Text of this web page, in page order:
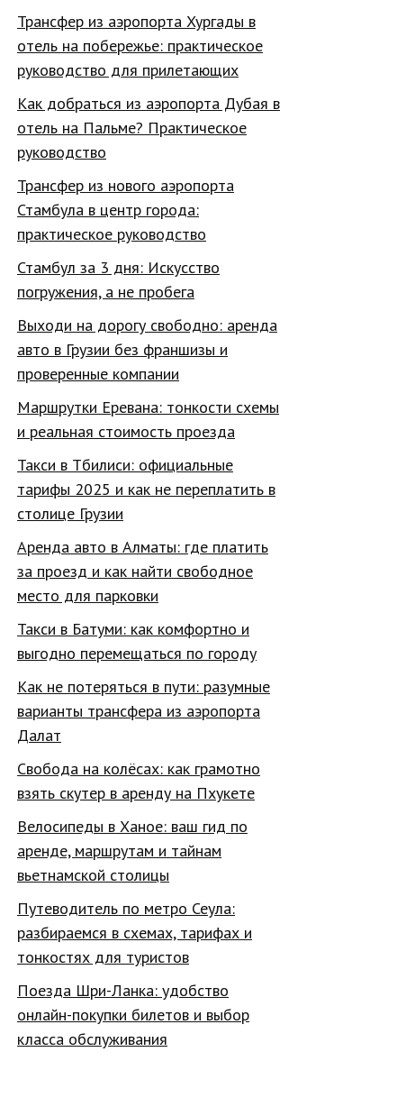
Трансфер из аэропорта Хургады в
отель на побережье: практическое
руководство для прилетающих
Как добраться из аэропорта Дубая в
отель на Пальме? Практическое
руководство
Трансфер из нового аэропорта
Стамбула в центр города:
практическое руководство
Стамбул за 3 дня: Искусство
погружения, а не пробега
Выходи на дорогу свободно: аренда
авто в Грузии без франшизы и
проверенные компании
Маршрутки Еревана: тонкости схемы
и реальная стоимость проезда
Такси в Тбилиси: официальные
тарифы 2025 и как не переплатить в
столице Грузии
Аренда авто в Алматы: где платить
за проезд и как найти свободное
место для парковки
Такси в Батуми: как комфортно и
выгодно перемещаться по городу
Как не потеряться в пути: разумные
варианты трансфера из аэропорта
Далат
Свобода на колёсах: как грамотно
взять скутер в аренду на Пхукете
Велосипеды в Ханое: ваш гид по
аренде, маршрутам и тайнам
вьетнамской столицы
Путеводитель по метро Сеула:
разбираемся в схемах, тарифах и
тонкостях для туристов
Поезда Шри-Ланка: удобство
онлайн-покупки билетов и выбор
класса обслуживания